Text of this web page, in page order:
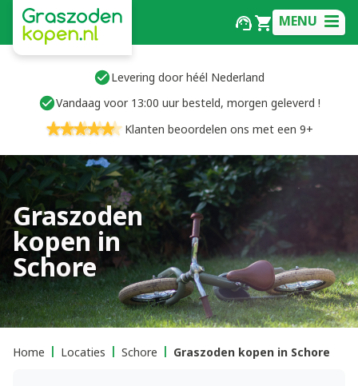
MENU
Levering door héél Nederland
Vandaag voor 13:00 uur besteld, morgen geleverd !
Klanten beoordelen ons met een 9+
Graszoden
kopen in
Schore
Home Locaties Schore Graszoden kopen in Schore